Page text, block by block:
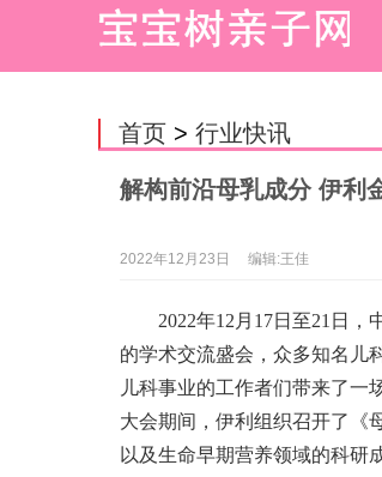
首页 > 行业快讯
解构前沿母乳成分 伊利
2022年12月23日 编辑:王佳
2022年12月17日至21日
的学术交流盛会，众多知名儿
儿科事业的工作者们带来了一
大会期间，伊利组织召开了《
以及生命早期营养领域的科研